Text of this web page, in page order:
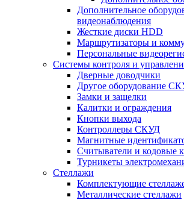
Дополнительное
видеонаблюдения
Жесткие диски HDD
Маршрутизаторы и
Персональные
Системы контроля и
Дверные доводчики
Другое оборудование
Замки и защелки
Калитки и ограждения
Кнопки выхода
Контроллеры СКУД
Магнитные
Считыватели и кодовые
Турникеты
Стеллажи
Комплектующие
Металлические стеллажи